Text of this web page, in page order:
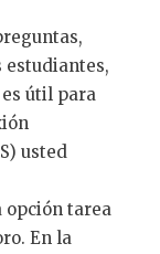
estudiantes,
útil para
usted
opción tarea
En la